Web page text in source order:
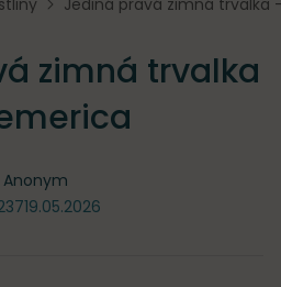
Jediná pravá zimná trvalka
zimná trvalka
Anonym
19.05.2026